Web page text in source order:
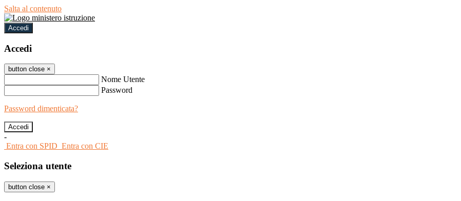
Salta al contenuto
Accedi
Accedi
button close ×
Nome Utente
Password
Password dimenticata?
-
Entra con SPID Entra con CIE
Seleziona utente
button close ×